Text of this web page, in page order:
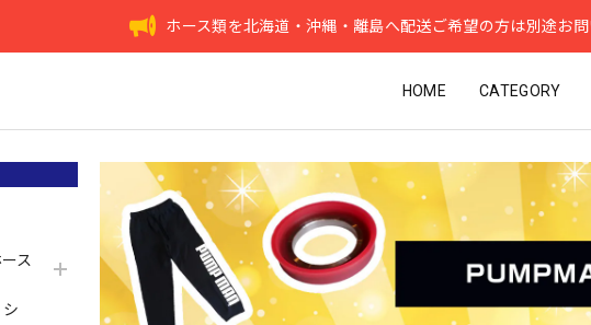
ホース類を北海道・沖縄・離島へ配送ご希望の方は別途お問
HOME CATEGORY
ス